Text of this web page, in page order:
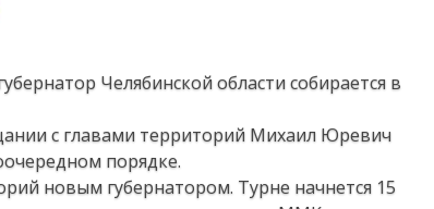
Челябинской области собирается в
с главами территорий Михаил Юревич
порядке.
новым губернатором. Турне начнется 15